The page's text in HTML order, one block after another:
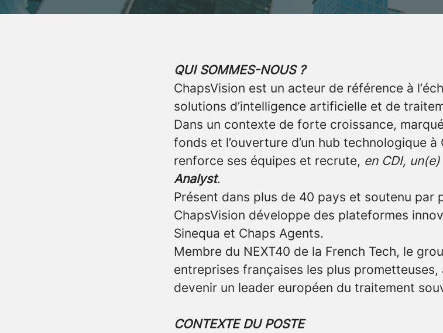
QUI SOMMES-NOUS ?
ChapsVision est un acteur de référence à
solutions d’intelligence artificielle et de
Dans un contexte de forte croissance,
fonds et l’ouverture d’un hub technologique
renforce ses équipes et recrute, en CDI, un(e)
Analyst.
Présent dans plus de 40 pays et soutenu par
ChapsVision développe des plateformes
Sinequa et Chaps Agents.
Membre du NEXT40 de la French Tech, le
entreprises françaises les plus prometteuses,
devenir un leader européen du traitement
CONTEXTE DU POSTE